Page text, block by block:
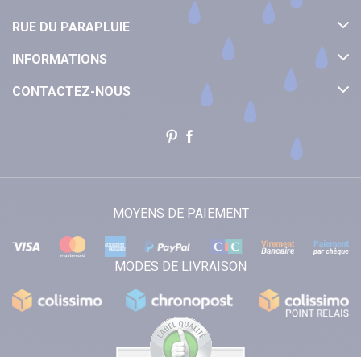
RUE DU PARAPLUIE
INFORMATIONS
CONTACTEZ-NOUS
MOYENS DE PAIEMENT
MODES DE LIVRAISON